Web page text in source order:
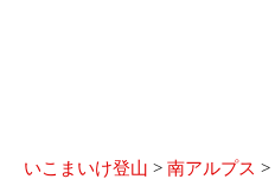
いこまいけ登山 > 南アルプス >